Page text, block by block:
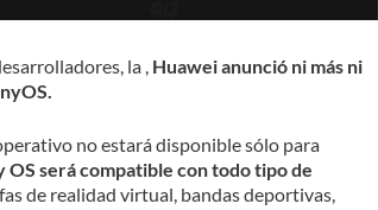
la Huawei anunció ni más ni
no estará disponible sólo para
OS será compatible con todo tipo de
de realidad virtual, bandas deportivas,